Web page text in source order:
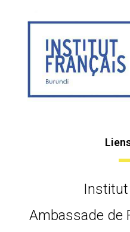
Institut
Ambassade de